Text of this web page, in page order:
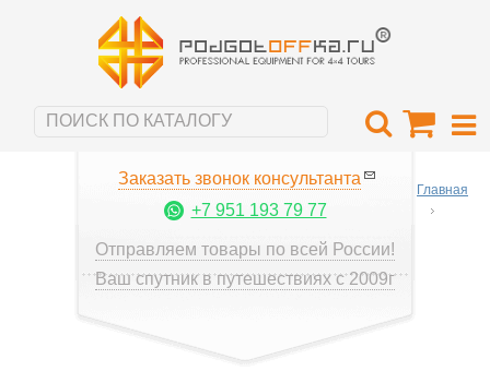
Заказать звонок консультанта
+7 951 193 79 77
Отправляем товары по всей России!
Ваш спутник в путешествиях с 2009г
Главная